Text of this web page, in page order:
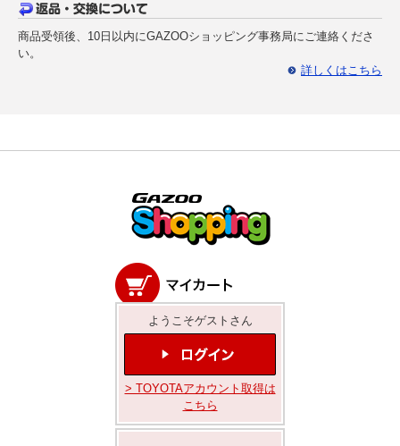
商品受領後、10日以内にGAZOOショッピング事務局にご連絡くださ
い。
詳しくはこちら
ようこそゲストさん
> TOYOTAアカウント取得は
こちら